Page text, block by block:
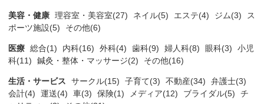
美容・健康 理容室・美容室(27) ネイル(5) エステ(4) ジム(3)
ス
ポーツ施設(5)
その他(6)
医療 総合(1) 内科(16) 外科(4) 歯科(9) 婦人科(8) 眼科(3)
小児
科(11)
鍼灸・整体・マッサージ(2) その他(16)
生活・サービス サークル(15) 子育て(3) 不動産(34)
弁護士(3)
会計(4)
運送(4) 車(3) 保険(1) メディア(12) ブライダル(5)
チ